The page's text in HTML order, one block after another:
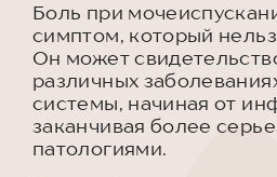
Боль при
симптом, который
Он может
различных
системы, начиная от
заканчивая более
патологиями.